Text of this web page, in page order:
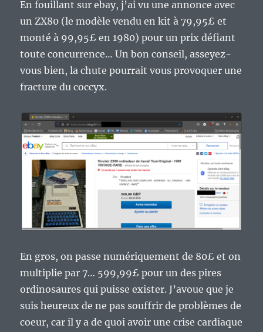
En fouillant sur ebay, j’ai vu une annonce avec
un ZX80 (le modèle vendu en kit à 79,95£ et
monté à 99,95£ en 1980) pour un prix défiant
toute concurrence… Un bon conseil, asseyez-
vous bien, la chute pourrait vous provoquer une
fracture du coccyx.
En gros, on passe numériquement de 80£ et on
multiplie par 7… 599,99£ pour un des pires
ordinosaures qui puisse exister. J’avoue que je
suis heureux de ne pas souffrir de problèmes de
coeur, car il y a de quoi avoir une crise cardiaque